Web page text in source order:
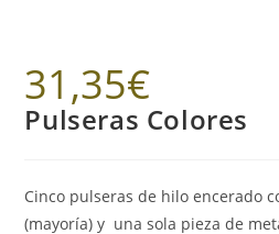
31,35€
Pulseras Colores
Cinco pulseras de hilo encerado
(mayoría) y una sola pieza de